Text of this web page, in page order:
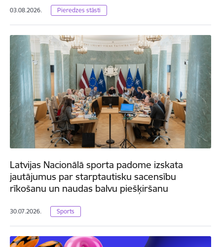
03.08.2026. Pieredzes stāsti
Latvijas Nacionālā sporta padome izskata
jautājumus par starptautisku sacensību
rīkošanu un naudas balvu piešķiršanu
30.07.2026. Sports